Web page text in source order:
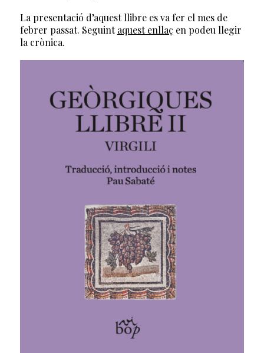
La presentació d’aquest llibre es va fer el mes de
febrer passat. Seguintaquest enllaç en podeu llegir
la crònica.